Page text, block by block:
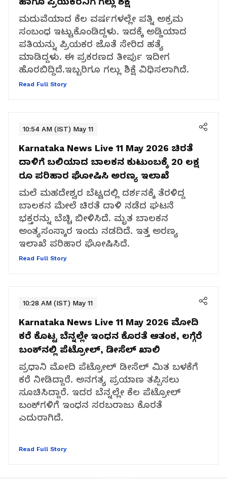
ಮದುವೆಯಾದ ಕೆಲ ವರ್ಷಗಳಲ್ಲೇ ಪತ್ನಿ ಅಕ್ರಮ
ಸಂಬಂಧ ಇಟ್ಟುಕೊಂಡಿದ್ದಳು. ಇದಕ್ಕೆ ಅಡ್ಡಿಯಾದ
ಪತಿಯನ್ನು ಪ್ರಿಯಕರ ಜೊತೆ ಸೇರಿದ ಹತ್ಯೆ
ಮಾಡಿದ್ದಳು. ಈ ಪ್ರಕರಣದ ತೀರ್ಪು ಇದೀಗ
ಹೊರಬಿದ್ದಿದೆ.ಇಬ್ಬರಿಗೂ ಗಲ್ಲು ಶಿಕ್ಷೆ ವಿಧಿಸಲಾಗಿದೆ.
Read Full Story
10:54 AM (IST) May 11
Karnataka News Live 11 May 2026 ಚಿರತೆ
ದಾಳಿಗೆ ಬಲಿಯಾದ ಬಾಲಕನ ಕುಟುಂಬಕ್ಕೆ 20 ಲಕ್ಷ
ರೂ ಪರಿಹಾರ ಘೋಷಿಸಿ ಅರಣ್ಯ ಇಲಾಖೆ
ಮಲೆ ಮಹದೇಶ್ವರ ಬೆಟ್ಟದಲ್ಲಿ ದರ್ಶನಕ್ಕೆ ತೆರಳಿದ್ದ
ಬಾಲಕನ ಮೇಲೆ ಚಿರತೆ ದಾಳಿ ನಡೆದ ಘಟನೆ
ಭಕ್ತರನ್ನು ಬೆಚ್ಚಿ ಬೀಳಿಸಿದೆ. ಮೃತ ಬಾಲಕನ
ಅಂತ್ಯಸಂಸ್ಕಾರ ಇಂದು ನಡದಿದೆ. ಇತ್ತ ಅರಣ್ಯ
ಇಲಾಖೆ ಪರಿಹಾರ ಘೋಷಿಸಿದೆ.
Read Full Story
10:28 AM (IST) May 11
Karnataka News Live 11 May 2026 ಮೋದಿ
ಕರೆ ಕೊಟ್ಟ ಬೆನ್ನಲ್ಲೇ ಇಂಧನ ಕೊರತೆ ಆತಂಕ, ಲಗ್ಗೆರೆ
ಬಂಕ್‌ನಲ್ಲಿ ಪೆಟ್ರೋಲ್, ಡೀಸೆಲ್ ಖಾಲಿ
ಪ್ರಧಾನಿ ಮೋದಿ ಪೆಟ್ರೋಲ್ ಡೀಸೆಲ್ ಮಿತ ಬಳಕೆಗೆ
ಕರೆ ನೀಡಿದ್ದಾರೆ. ಅನಗತ್ಯ ಪ್ರಯಾಣ ತಪ್ಪಿಸಲು
ಸೂಚಿಸಿದ್ದಾರೆ. ಇದರ ಬೆನ್ನಲ್ಲೇ ಕೆಲ ಪೆಟ್ರೋಲ್
ಬಂಕ್‌ಗಳಿಗೆ ಇಂಧನ ಸರಬರಾಜು ಕೊರತೆ
ಎದುರಾಗಿದೆ.
Read Full Story